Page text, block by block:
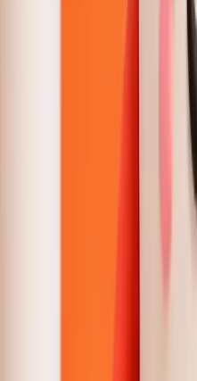
Tôi vận hành một boutique
phẩm sạch. Công cụ này giúp
thủ công trong Photoshop. Mép